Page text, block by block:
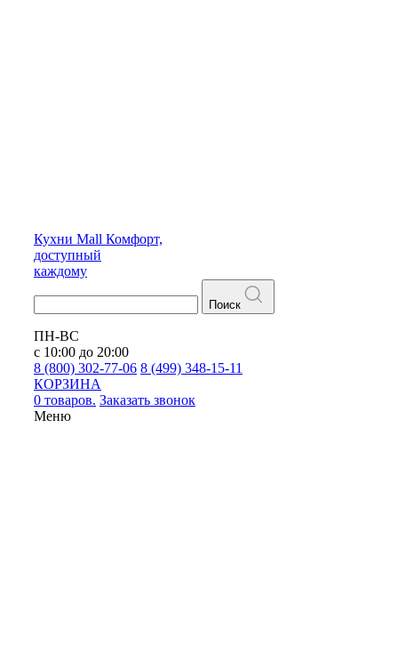
Кухни Mall Комфорт,
доступный
каждому
Поиск
ПН-ВС
с 10:00 до 20:00
8 (800) 302-77-06 8 (499) 348-15-11
КОРЗИНА
0 товаров. Заказать звонок
Меню